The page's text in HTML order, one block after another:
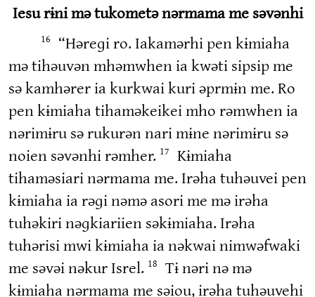
Iesu rɨni mə tukometə nərmama me səvənhi
16
“Həreɡi ro. Iakamərhi pen kɨmiaha
mə tihəuvən mhəmwhen ia kwəti sipsip me
sə kamhərer ia kurkwai kuri əprmɨn me. Ro
pen kɨmiaha tihaməkeikei mho rəmwhen ia
nərimɨru sə rukurən nari mɨne nərimɨru sə
noien səvənhi rəmher. 17
Kɨmiaha
tihaməsiari nərmama me. Irəha tuhəuvei pen
kɨmiaha ia rəɡi nəmə asori me mə irəha
tuhəkiri nəɡkiariien səkɨmiaha. Irəha
tuhərisi mwi kɨmiaha ia nəkwai nimwəfwaki
me səvəi nəkur Isrel. 18
Tɨ nəri nə mə
kɨmiaha nərmama me səiou, irəha tuhəuvehi